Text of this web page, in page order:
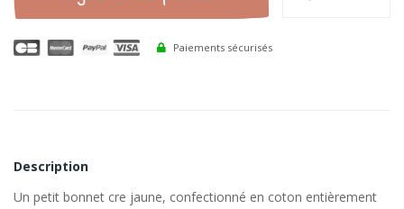
Paiements sécurisés
Description
Un petit bonnet cre jaune, confectionné en coton entièrement